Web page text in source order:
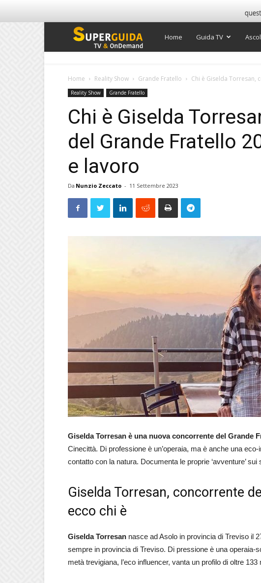
Super
Home Guida TV
Home Reality Show Grande Fratello Chi è Giselda Torresan,
Reality Show Grande Fratello
Chi è Giselda
del Grande Fratello
e lavoro
Da Nunzio Zeccato - 11 Settembre 2023
Giselda Torresan è una nuova concorrente del Grande
Cinecittà. Di professione è un’operaia, ma è anche una
contatto con la natura. Documenta le proprie ‘avventure’
Giselda Torresan, concorrente
ecco chi è
Giselda Torresan nasce ad Asolo in provincia di Treviso il
sempre in provincia di Treviso. Di pressione è una operaia-
metà trevigiana, l’eco influencer, vanta un profilo di oltre